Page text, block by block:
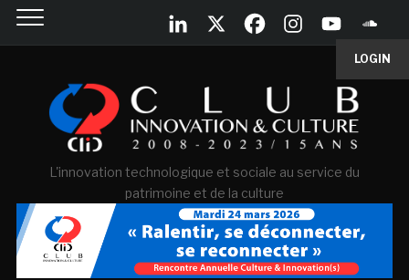
LOGIN
L'innovation technologique et sociale au service du
patrimoine et de la culture